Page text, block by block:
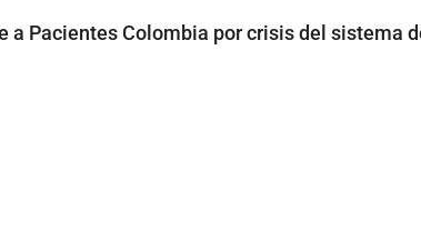
a Pacientes Colombia por crisis del sistema